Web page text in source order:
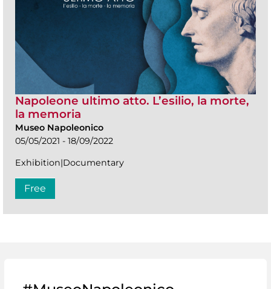
Napoleone ultimo atto. L’esilio, la morte,
la memoria
Museo Napoleonico
05/05/2021 - 18/09/2022
Exhibition|Documentary
Free